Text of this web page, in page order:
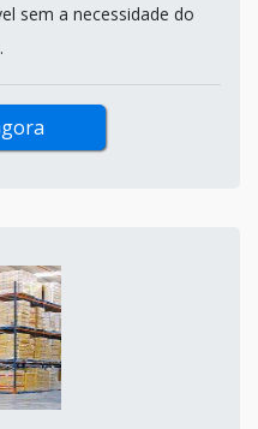
sem a necessidade do